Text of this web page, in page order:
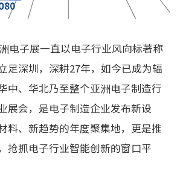
电子展一直以电子行业风向标著称
足深圳，深耕27年，如今已成为辐
中、华北乃至整个亚洲电子制造行
展会，是电子制造企业发布新设
料、新趋势的年度聚集地，更是推
抢抓电子行业智能创新的窗口平